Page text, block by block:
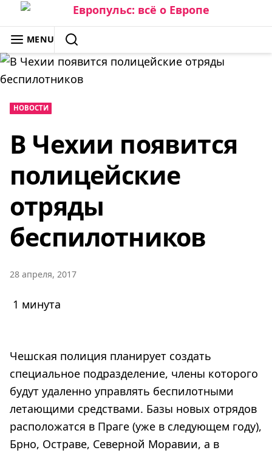
Skip
to
content
ЕВРОПУЛЬС: ВСЁ О ЕВРОПЕ
MENU
SEARCH
НОВОСТИ
В Чехии появится
полицейские
отряды
беспилотников
28 апреля, 2017
1 минута
Чешская полиция планирует создать
специальное подразделение, члены которого
будут удаленно управлять беспилотными
летающими средствами. Базы новых отрядов
расположатся в Праге (уже в следующем году),
Брно, Остраве, Северной Моравии, а в